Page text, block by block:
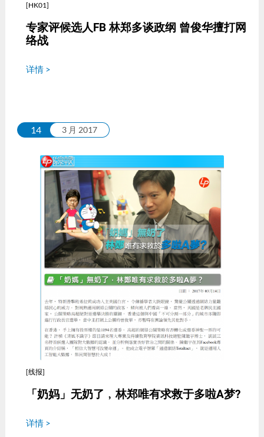
[HK01]
专家评候选人FB 林郑多谈政纲 曾俊华擅打网
络战
详情 >
14 3 月 2017
[线报]
「奶妈」无奶了﹐林郑唯有求救于多啦A梦?
详情 >